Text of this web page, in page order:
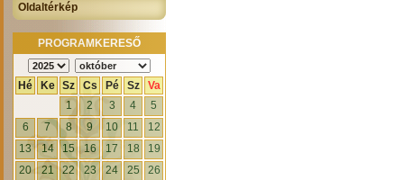
Oldaltérkép
PROGRAMKERESŐ
Hé Ke Sz Cs Pé Sz
Va
1
2 3 4
5
6
7 8 9 10 11
12
13
14 15 16 17 18
19
20
21 22 23 24 25
26